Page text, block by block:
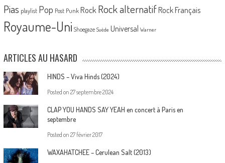
Pias playlist Pop Post Punk Rock Rock alternatif Rock Français
Royaume-Uni Shoegaze Suède Universal Warner
ARTICLES AU HASARD
HINDS – Viva Hinds (2024)
Posted on 27 septembre 2024
CLAP YOU HANDS SAY YEAH en concert à Paris en
septembre
Posted on 27 février 2017
WAXAHATCHEE – Cerulean Salt (2013)